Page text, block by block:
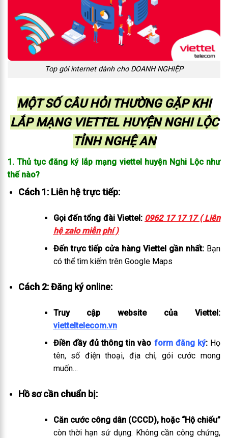
Top gói internet dành cho DOANH NGHIỆP
MỘT SỐ CÂU HỎI THƯỜNG GẶP KHI
LẮP MẠNG VIETTEL HUYỆN NGHI LỘC
TỈNH NGHỆ AN
1. Thủ tục đăng ký lắp mạng viettel huyện Nghi Lộc như
thế nào?
Cách 1: Liên hệ trực tiếp:
Gọi đến tổng đài Viettel: 0962 17 17 17 ( Liên
hệ zalo miễn phí )
Đến trực tiếp cửa hàng Viettel gần nhất:Bạn
có thể tìm kiếm trên Google Maps
Cách 2: Đăng ký online:
Truy cập website của Viettel:
vietteltelecom.vn
Điền đầy đủ thông tin vào form đăng ký:Họ
tên, số điện thoại, địa chỉ, gói cước mong
muốn…
Hồ sơ cần chuẩn bị:
Căn cước công dân (CCCD), hoặc “Hộ chiếu”
còn thời hạn sử dụng. Không cần công chứng,